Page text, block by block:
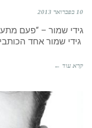
10 בפברואר 2013
גידי שמור – “פעם
גידי שמור אחד
קרא עוד ←